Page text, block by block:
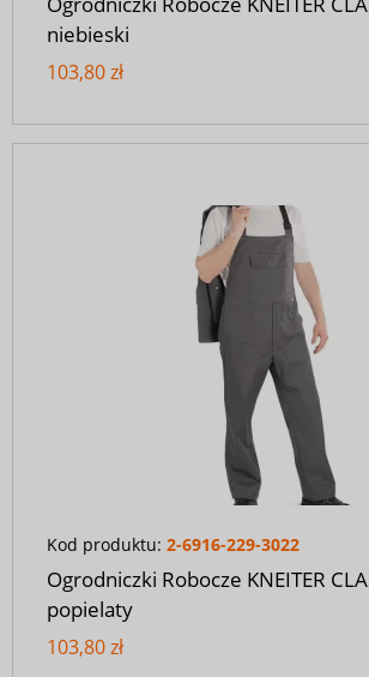
niebieski
103,80 zł
Kod produktu: 2-6916-229-3022
Ogrodniczki Robocze KNEITER
popielaty
103,80 zł